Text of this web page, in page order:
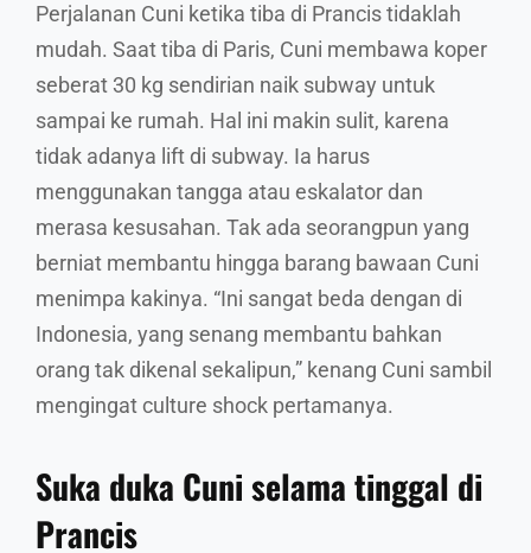
Perjalanan Cuni ketika tiba di Prancis tidaklah
mudah. Saat tiba di Paris, Cuni membawa koper
seberat 30 kg sendirian naik subway untuk
sampai ke rumah. Hal ini makin sulit, karena
tidak adanya lift di subway. Ia harus
menggunakan tangga atau eskalator dan
merasa kesusahan. Tak ada seorangpun yang
berniat membantu hingga barang bawaan Cuni
menimpa kakinya. “Ini sangat beda dengan di
Indonesia, yang senang membantu bahkan
orang tak dikenal sekalipun,” kenang Cuni sambil
mengingat culture shock pertamanya.
Suka duka Cuni selama tinggal di
Prancis